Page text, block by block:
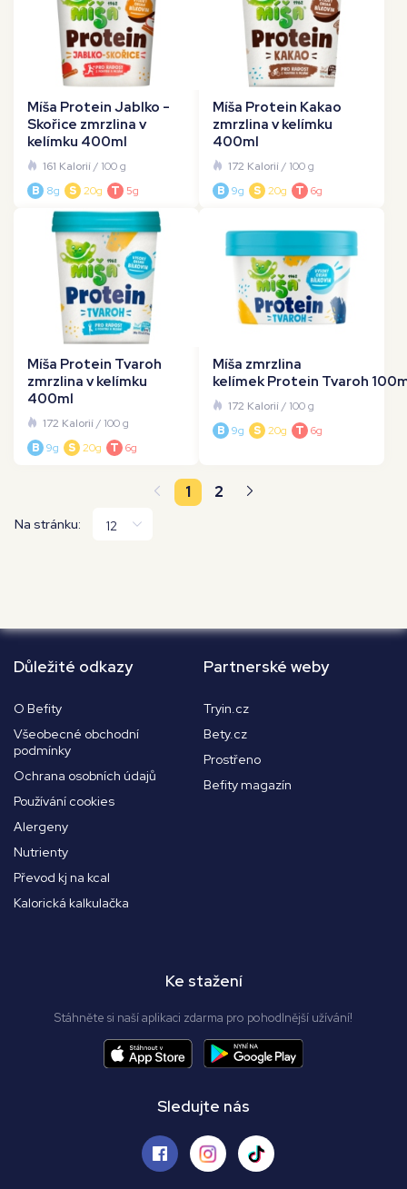
Míša Protein Jablko -
Skořice zmrzlina v
kelímku 400ml
161 Kalorií/ 100 g
B 8g S 20g T 5g
Míša Protein Kakao
zmrzlina v kelímku
400ml
172 Kalorií/ 100 g
B 9g S 20g T 6g
Míša Protein Tvaroh
zmrzlina v kelímku
400ml
172 Kalorií/ 100 g
B 9g S 20g T 6g
Míša zmrzlina
kelímek Protein Tvaroh
172 Kalorií/ 100 g
B 9g S 20g T 6g
1 2
Na stránku:
Důležité odkazy
O Befity
Všeobecné obchodní
podmínky
Ochrana osobních údajů
Používání cookies
Alergeny
Nutrienty
Převod kj na kcal
Kalorická kalkulačka
Partnerské weby
Tryin.cz
Bety.cz
Prostřeno
Befity magazín
Ke stažení
Stáhněte si naší aplikaci zdarma pro pohodlnější užívání!
Sledujte nás